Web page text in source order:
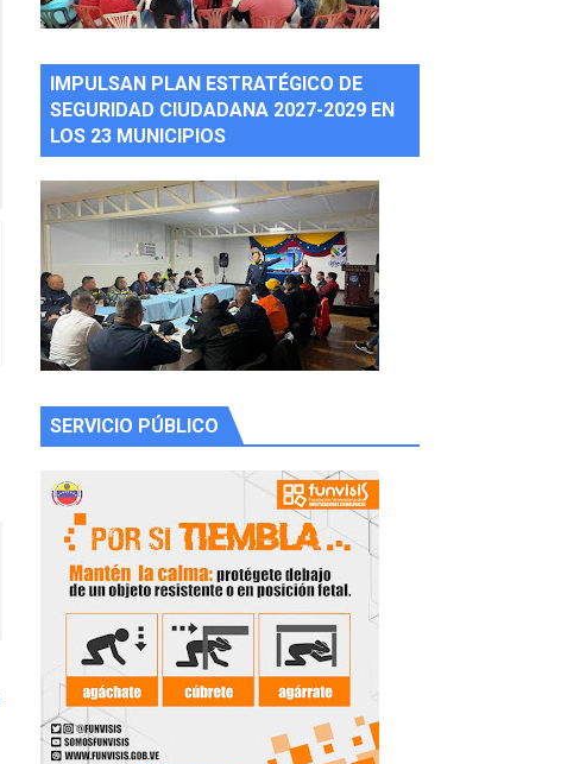
IMPULSAN PLAN ESTRATÉGICO DE
SEGURIDAD CIUDADANA 2027-2029 EN
LOS 23 MUNICIPIOS
SERVICIO PÚBLICO